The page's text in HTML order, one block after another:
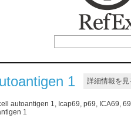
1 詳細情報を見
autoantigen 1, Icap69, p69, ICA69,
1